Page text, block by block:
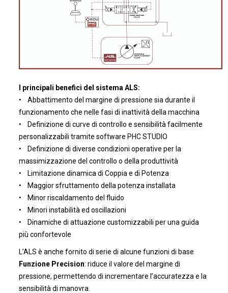
I principali benefici del sistema ALS:
• Abbattimento del margine di pressione sia durante il
funzionamento che nelle fasi di inattività della macchina
• Definizione di curve di controllo e sensibilità facilmente
personalizzabili tramite software PHC STUDIO
• Definizione di diverse condizioni operative per la
massimizzazione del controllo o della produttività
• Limitazione dinamica di Coppia e di Potenza
• Maggior sfruttamento della potenza installata
• Minor riscaldamento del fluido
• Minori instabilità ed oscillazioni
• Dinamiche di attuazione customizzabili per una guida
più confortevole
L’ALS è anche fornito di serie di alcune funzioni di base
Funzione Precision: riduce il valore del margine di
pressione, permettendo di incrementare l’accuratezza e la
sensibilità di manovra.